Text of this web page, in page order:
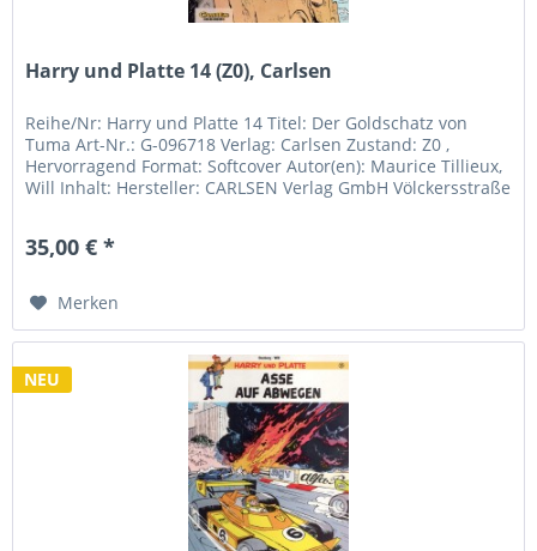
Harry und Platte 14 (Z0), Carlsen
Reihe/Nr: Harry und Platte 14 Titel: Der Goldschatz von
Tuma Art-Nr.: G-096718 Verlag: Carlsen Zustand: Z0 ,
Hervorragend Format: Softcover Autor(en): Maurice Tillieux,
Will Inhalt: Hersteller: CARLSEN Verlag GmbH Völckersstraße
35,00 € *
Merken
NEU